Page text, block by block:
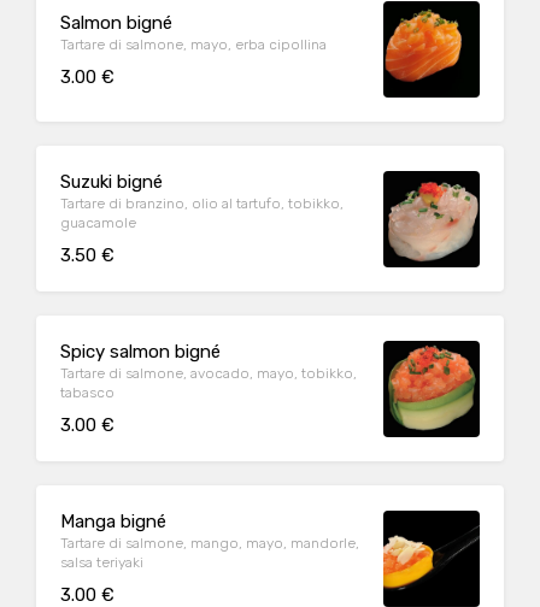
Salmon bigné
Tartare di salmone, mayo, erba cipollina
3.00 €
Suzuki bigné
Tartare di branzino, olio al tartufo, tobikko,
guacamole
3.50 €
Spicy salmon bigné
Tartare di salmone, avocado, mayo, tobikko,
tabasco
3.00 €
Manga bigné
Tartare di salmone, mango, mayo, mandorle,
salsa teriyaki
3.00 €